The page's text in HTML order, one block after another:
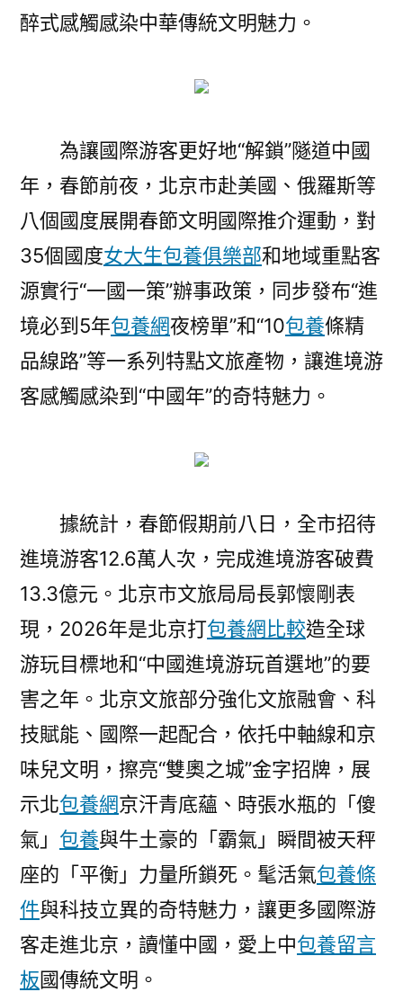
醉式感觸感染中華傳統文明魅力。
為讓國際游客更好地“解鎖”隧道中國
年，春節前夜，北京市赴美國、俄羅斯等
八個國度展開春節文明國際推介運動，對
35個國度女大生包養俱樂部和地域重點客
源實行“一國一策”辦事政策，同步發布“進
境必到5年包養網夜榜單”和“10包養條精
品線路”等一系列特點文旅產物，讓進境游
客感觸感染到“中國年”的奇特魅力。
據統計，春節假期前八日，全市招待
進境游客12.6萬人次，完成進境游客破費
13.3億元。北京市文旅局局長郭懷剛表
現，2026年是北京打包養網比較造全球
游玩目標地和“中國進境游玩首選地”的要
害之年。北京文旅部分強化文旅融會、科
技賦能、國際一起配合，依托中軸線和京
味兒文明，擦亮“雙奧之城”金字招牌，展
示北包養網京汗青底蘊、時張水瓶的「傻
氣」 包養與牛土豪的「霸氣」瞬間被天秤
座的「平衡」力量所鎖死。髦活氣包養條
件與科技立異的奇特魅力，讓更多國際游
客走進北京，讀懂中國，愛上中包養留言
板國傳統文明。